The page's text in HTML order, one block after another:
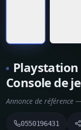
Playstation
Console de
Annonce de référence
0550196431